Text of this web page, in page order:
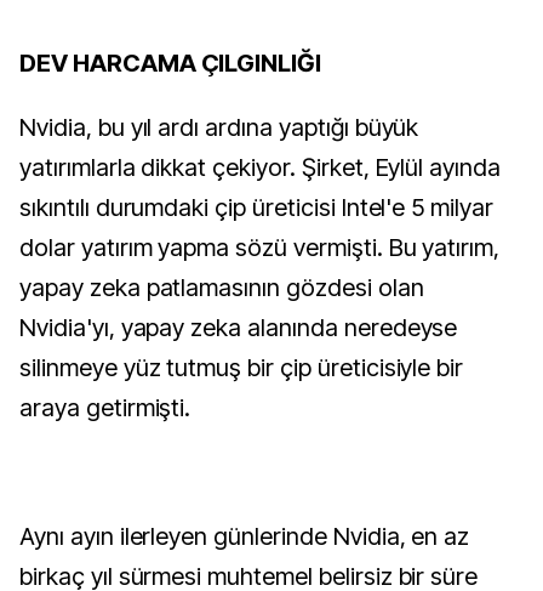
DEV HARCAMA ÇILGINLIĞI
Nvidia, bu yıl ardı ardına yaptığı büyük
yatırımlarla dikkat çekiyor. Şirket, Eylül ayında
sıkıntılı durumdaki çip üreticisi Intel'e 5 milyar
dolar yatırım yapma sözü vermişti. Bu yatırım,
yapay zeka patlamasının gözdesi olan
Nvidia'yı, yapay zeka alanında neredeyse
silinmeye yüz tutmuş bir çip üreticisiyle bir
araya getirmişti.
Aynı ayın ilerleyen günlerinde Nvidia, en az
birkaç yıl sürmesi muhtemel belirsiz bir süre